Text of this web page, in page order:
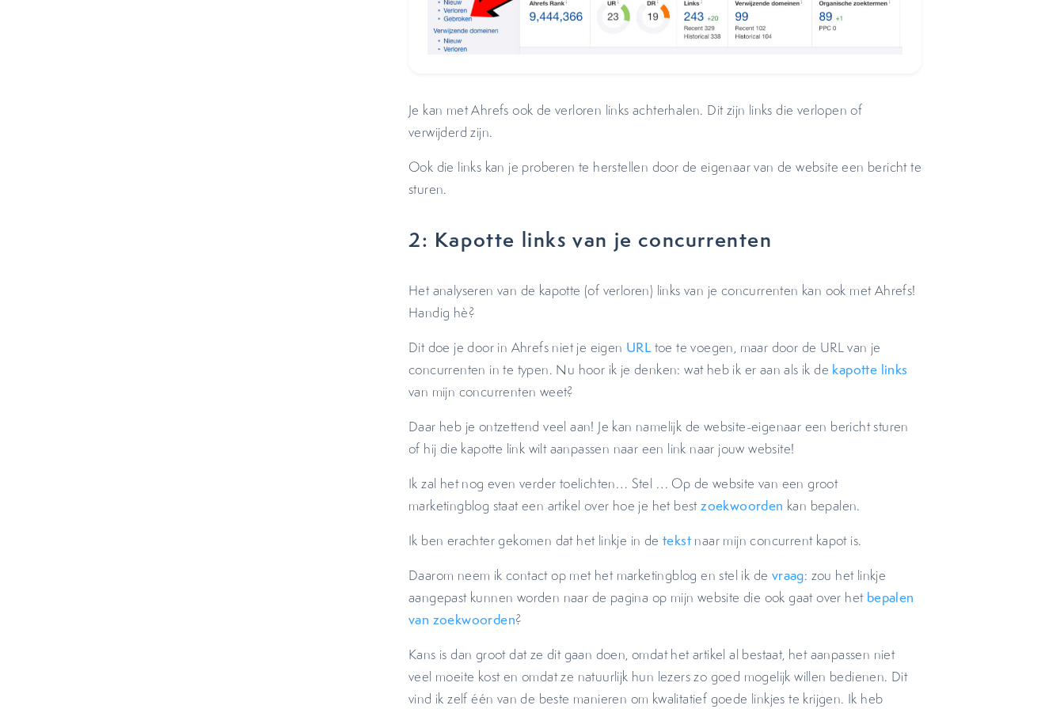
Je kan met Ahrefs ook de verloren links achterhalen. Dit zijn links die verlopen of
verwijderd zijn.
Ook die links kan je proberen te herstellen door de eigenaar van de website een bericht te
sturen.
2: Kapotte links van je concurrenten
Het analyseren van de kapotte (of verloren) links van je concurrenten kan ook met Ahrefs!
Handig hè?
Dit doe je door in Ahrefs niet je eigen URLtoe te voegen, maar door de URL van je
concurrenten in te typen. Nu hoor ik je denken: wat heb ik er aan als ik de kapotte links
van mijn concurrenten weet?
Daar heb je ontzettend veel aan! Je kan namelijk de website-eigenaar een bericht sturen
of hij die kapotte link wilt aanpassen naar een link naar jouw website!
Ik zal het nog even verder toelichten… Stel … Op de website van een groot
marketingblog staat een artikel over hoe je het bestzoekwoorden kan bepalen.
Ik ben erachter gekomen dat het linkje in de tekst naar mijn concurrent kapot is.
Daarom neem ik contact op met het marketingblog en stel ik de vraag: zou het linkje
aangepast kunnen worden naar de pagina op mijn website die ook gaat over het bepalen
van zoekwoorden?
Kans is dan groot dat ze dit gaan doen, omdat het artikel al bestaat, het aanpassen niet
veel moeite kost en omdat ze natuurlijk hun lezers zo goed mogelijk willen bedienen. Dit
vind ik zelf één van de beste manieren om kwalitatief goede linkjes te krijgen. Ik heb